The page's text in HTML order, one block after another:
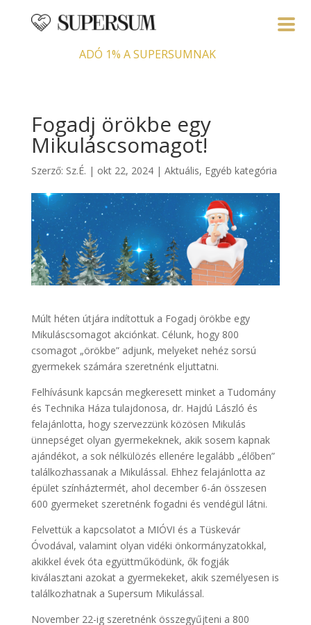
ADÓ 1% A SUPERSUMNAK
Fogadj örökbe egy
Mikuláscsomagot!
Szerző: Sz.É. | okt 22, 2024| Aktuális, Egyéb kategória
Múlt héten útjára indítottuk a Fogadj örökbe egy
Mikuláscsomagot akciónkat. Célunk, hogy 800
csomagot „örökbe” adjunk, melyeket nehéz sorsú
gyermekek számára szeretnénk eljuttatni.
Felhívásunk kapcsán megkeresett minket a Tudomány
és Technika Háza tulajdonosa, dr. Hajdú László és
felajánlotta, hogy szervezzünk közösen Mikulás
ünnepséget olyan gyermekeknek, akik sosem kapnak
ajándékot, a sok nélkülözés ellenére legalább „élőben”
találkozhassanak a Mikulással. Ehhez felajánlotta az
épület színháztermét, ahol december 6-án összesen
600 gyermeket szeretnénk fogadni és vendégül látni.
Felvettük a kapcsolatot a MIÓVI és a Tüskevár
Óvodával, valamint olyan vidéki önkormányzatokkal,
akikkel évek óta együttműködünk, ők fogják
kiválasztani azokat a gyermekeket, akik személyesen is
találkozhatnak a Supersum Mikulással.
November 22-ig szeretnénk összegyűjteni a 800